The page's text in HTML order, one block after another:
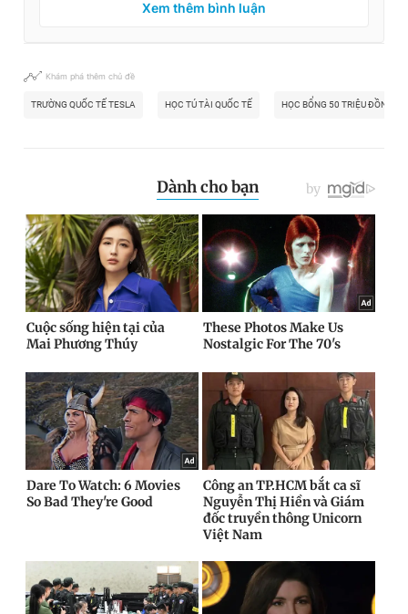
Xem thêm bình luận
Khám phá thêm chủ đề
TRƯỜNG QUỐC TẾ TESLA HỌC TÚ TÀI QUỐC TẾ HỌC BỔNG 50 TRIỆU ĐỒNG